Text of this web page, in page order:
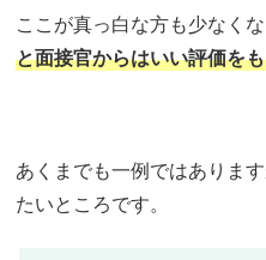
ここが真っ白な方も少なく
と面接官からはいい評価を
あくまでも一例ではありま
たいところです。